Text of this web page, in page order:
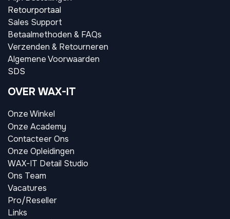
Retourportaal
Sales Support
Betaalmethoden & FAQs
Verzenden & Retourneren
Algemene Voorwaarden
SDS
OVER WAX-IT
Onze Winkel
Onze Academy
Contacteer Ons
Onze Opleidingen
WAX-IT Detail Studio
Ons Team
Vacatures
Pro/Reseller
Links